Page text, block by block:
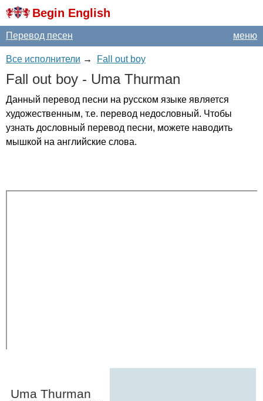
Begin English
меню
Перевод песен
Все исполнители → Fall out boy
Fall out boy - Uma Thurman
Данный перевод песни на русском языке является
художественным, т.е. перевод недословный. Чтобы
узнать дословный перевод песни, можете наводить
мышкой на английские слова.
Uma Thurman